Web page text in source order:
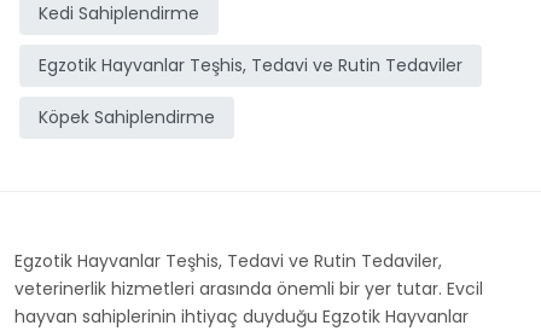
Kedi Sahiplendirme
Egzotik Hayvanlar Teşhis, Tedavi ve Rutin Tedaviler
Köpek Sahiplendirme
Egzotik Hayvanlar Teşhis, Tedavi ve Rutin Tedaviler,
veterinerlik hizmetleri arasında önemli bir yer tutar. Evcil
hayvan sahiplerinin ihtiyaç duyduğu Egzotik Hayvanlar